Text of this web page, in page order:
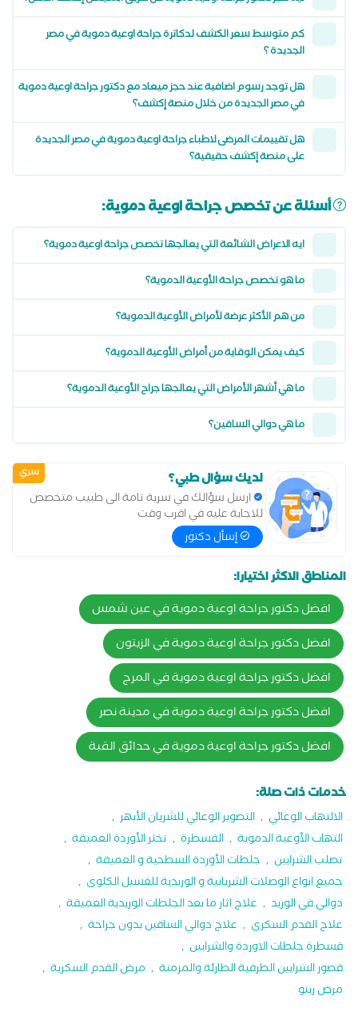
كم متوسط سعر الكشف لدكاترة جراحة اوعية دموية في مصر
الجديدة ؟
هل توجد رسوم اضافية عند حجز ميعاد مع دكتور جراحة اوعية دموية
في مصر الجديدة من خلال منصة إكشف؟
هل تقييمات المرضى لاطباء جراحة اوعية دموية في مصر الجديدة
على منصة إكشف حقيقية؟
أسئلة عن تخصص جراحة اوعية دموية:
ايه الاعراض الشائعة التي يعالجها تخصص جراحة اوعية دموية؟
ما هو تخصص جراحة الأوعية الدموية؟
من هم الأكثر عرضة لأمراض الأوعية الدموية؟
كيف يمكن الوقاية من أمراض الأوعية الدموية؟
ما هي أشهر الأمراض التي يعالجها جراح الأوعية الدموية؟
ما هي دوالي الساقين؟
سري لديك سؤال طبي؟
ارسل سؤالك في سرية تامة الى طبيب متخصص
للاجابة عليه في اقرب وقت
إسأل دكتور
المناطق الاكثر اختيارا:
افضل دكتور جراحة اوعية دموية في عين شمس
افضل دكتور جراحة اوعية دموية في الزيتون
افضل دكتور جراحة اوعية دموية في المرج
افضل دكتور جراحة اوعية دموية في مدينة نصر
افضل دكتور جراحة اوعية دموية في حدائق القبة
خدمات ذات صلة:
الالتهاب الوعائي , التصوير الوعائي للشريان الأبهر ,
التهاب الأوعية الدموية , القسطرة , تخثر الأوردة العميقة ,
تصلب الشرايين , جلطات الأوردة السطحية و العميقة ,
جميع انواع الوصلات الشريانية و الوريدية للغسيل الكلوى ,
دوالي في الوريد , علاج اثار ما بعد الجلطات الوريدية العميقة ,
علاج القدم السكري , علاج دوالي الساقين بدون جراحة ,
قسطرة جلطات الاوردة والشرايين ,
قصور الشرايين الطرفية الطارئة والمزمنة , مرض القدم السكرية ,
مرض رينو